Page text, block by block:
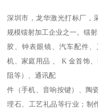
深圳市，龙华激光打标厂，
规模镭射加工企业之一。镭
胶、钟表眼镜、汽车配件
机、家庭用品 、 K 金首饰
阻等）、通讯配
件（手机、音响按键）、陶
理石、工艺礼品等行业；制